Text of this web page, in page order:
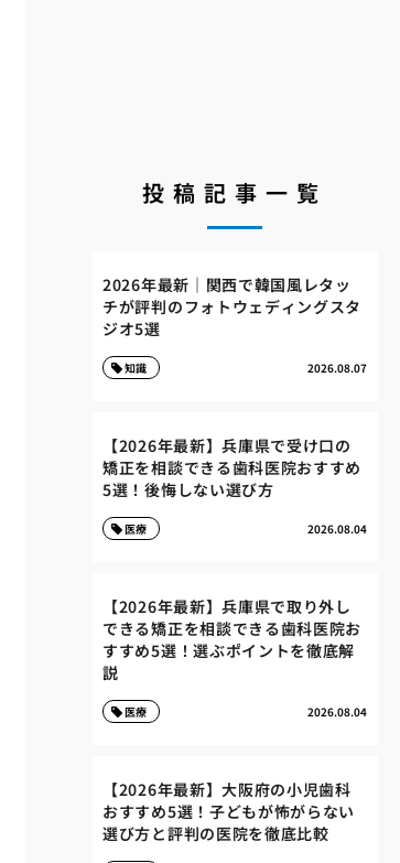
投稿記事一覧
2026年最新｜関西で韓国風レタッ
チが評判のフォトウェディングスタ
ジオ5選
2026.08.07
知識
【2026年最新】兵庫県で受け口の
矯正を相談できる歯科医院おすすめ
5選！後悔しない選び方
2026.08.04
医療
【2026年最新】兵庫県で取り外し
できる矯正を相談できる歯科医院お
すすめ5選！選ぶポイントを徹底解
説
2026.08.04
医療
【2026年最新】大阪府の小児歯科
おすすめ5選！子どもが怖がらない
選び方と評判の医院を徹底比較